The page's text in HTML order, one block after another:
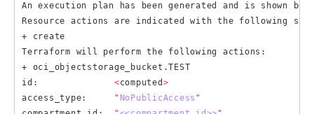
An execution plan has been generated and is shown
Resource actions are indicated with the following
+ create
Terraform will perform the following actions:
+ oci_objectstorage_bucket.TEST
id: <computed >
access_type:
" NoPublicAccess "